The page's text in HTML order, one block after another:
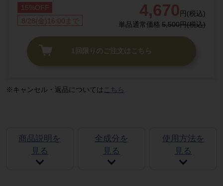
15%OFF
8/28(金)16:00まで
4,670円(税込)
単品通常価格 5,500円(税込)
1回限りのご注文はこちら
キャンセル・返品については こちら
商品説明を
見る
全成分を
見る
使用方法を
見る